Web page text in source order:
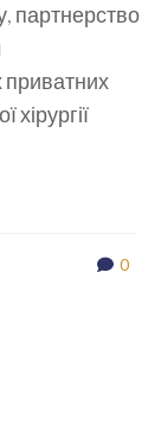
партнерство
приватних
хірургії
0